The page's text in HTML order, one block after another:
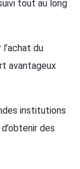
tout au long
du
avantageux
institutions
des